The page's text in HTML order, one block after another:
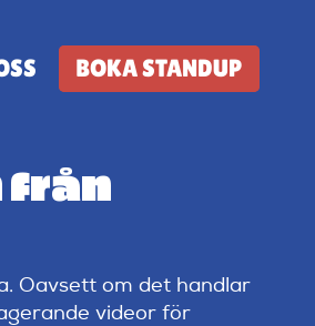
BOKA STANDUP
från
Oavsett om det handlar
videor för